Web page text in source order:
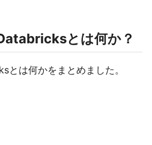
とは何か？
は何かをまとめました。